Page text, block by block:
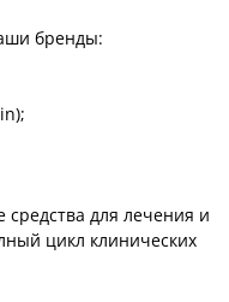
бренды:
средства для лечения и
цикл клинических